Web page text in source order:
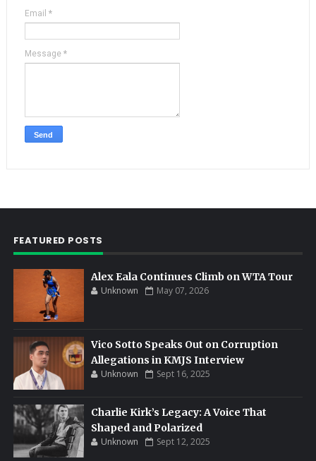
Email *
Message *
FEATURED POSTS
Alex Eala Continues Climb on WTA Tour
Unknown May 07, 2026
Vico Sotto Speaks Out on Corruption
Allegations in KMJS Interview
Unknown Sept 16, 2025
Charlie Kirk’s Legacy: A Voice That
Shaped and Polarized
Unknown Sept 12, 2025